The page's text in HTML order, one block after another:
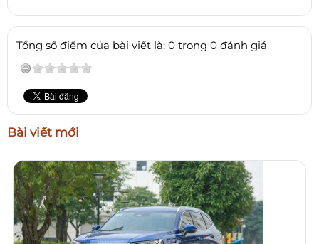
Tổng số điểm của bài viết là: 0 trong 0 đánh giá
Bài viết mới